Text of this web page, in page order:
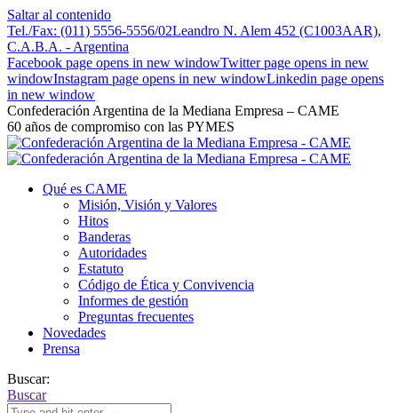
Saltar al contenido
Tel./Fax: (011) 5556-5556/02Leandro N. Alem 452 (C1003AAR),
C.A.B.A. - Argentina
Facebook page opens in new windowTwitter page opens in new
windowInstagram page opens in new windowLinkedin page opens
in new window
Confederación Argentina de la Mediana Empresa – CAME
60 años de compromiso con las PYMES
Qué es CAME
Misión, Visión y Valores
Hitos
Banderas
Autoridades
Estatuto
Código de Ética y Convivencia
Informes de gestión
Preguntas frecuentes
Novedades
Prensa
Buscar:
Buscar